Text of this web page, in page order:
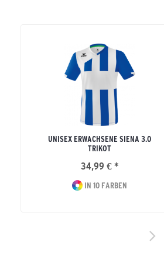
UNISEX ERWACHSENE SIENA 3.0
TRIKOT
34,99 € *
IN 10 FARBEN